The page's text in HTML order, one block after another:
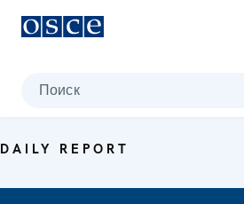
Поиск
DAILY REPORT